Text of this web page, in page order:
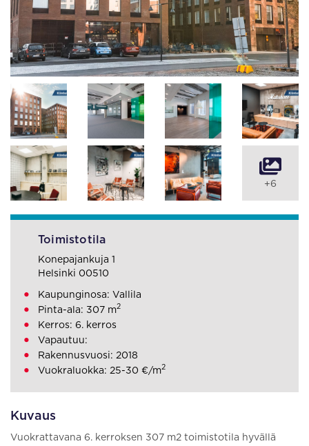
Kuvaus
Vuokrattavana 6. kerroksen 307 m2 toimistotila hyvällä
+6
Toimistotila
Konepajankuja 1
Helsinki 00510
Kaupunginosa: Vallila
Pinta-ala: 307 m2
Kerros: 6. kerros
Vapautuu:
Rakennusvuosi: 2018
Vuokraluokka: 25-30 €/m2